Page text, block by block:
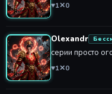
♥1✕0
Olexandr
серии просто
♥1✕0